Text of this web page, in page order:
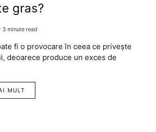
gras?
3 minute read
fi o provocare în ceea ce privește
deoarece produce un exces de
MULT